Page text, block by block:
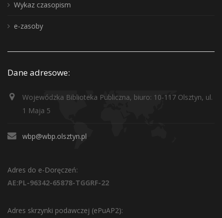
Wykaz czasopism
e-zasoby
Dane adresowe:
Wojewódzka Biblioteka Publiczna, biuro: 10-117 Olsztyn, ul.
1 Maja 5
wbp@wbp.olsztyn.pl
Adres do e-Doręczeń:
AE:PL-96342-65878-TGGRF-22
Adres skrzynki podawczej (ePuAP2):